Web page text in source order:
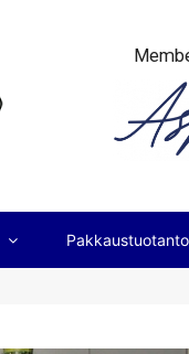
Pakkaustuotanto